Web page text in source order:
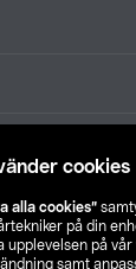
cookies
alla cookies”
på din
på vår
samt
Hitta butik
NO FI